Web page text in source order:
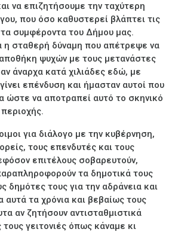
να επιζητήσουμε την ταχύτερη
που όσο καθυστερεί βλάπτει τις
τα συμφέροντα του Δήμου μας.
η σταθερή δύναμη που απέτρεψε να
αποθήκη ψυχών με τους μετανάστες
άναρχα κατά χιλιάδες εδώ, με
επένδυση και ήμασταν αυτοί που
ώστε να αποτραπεί αυτό το σκηνικό
για διάλογο με την κυβέρνηση,
τους επενδυτές και τους
επιτέλους σοβαρευτούν,
τα δημοτικά τους
δημότες τους για την αδράνεια και
αυτά τα χρόνια και βεβαίως τους
αν ζητήσουν αντισταθμιστικά
τους γειτονιές όπως κάναμε κι